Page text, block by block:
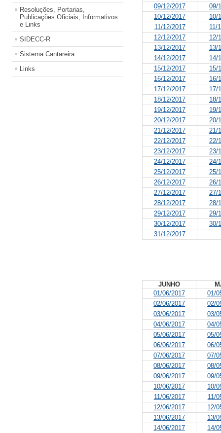
Resoluções, Portarias,
Publicações Oficiais, Informativos
e Links
SIDECC-R
Sistema Cantareira
Links
09/12/2017
09/
10/12/2017
10/
11/12/2017
11/
12/12/2017
12/
13/12/2017
13/
14/12/2017
14/
15/12/2017
15/
16/12/2017
16/
17/12/2017
17/
18/12/2017
18/
19/12/2017
19/
20/12/2017
20/
21/12/2017
21/
22/12/2017
22/
23/12/2017
23/
24/12/2017
24/
25/12/2017
25/
26/12/2017
26/
27/12/2017
27/
28/12/2017
28/
29/12/2017
29/
30/12/2017
30/
31/12/2017
JUNHO
01/06/2017
01/
02/06/2017
02/
03/06/2017
03/
04/06/2017
04/
05/06/2017
05/
06/06/2017
06/
07/06/2017
07/
08/06/2017
08/
09/06/2017
09/
10/06/2017
10/
11/06/2017
11/
12/06/2017
12/
13/06/2017
13/
14/06/2017
14/